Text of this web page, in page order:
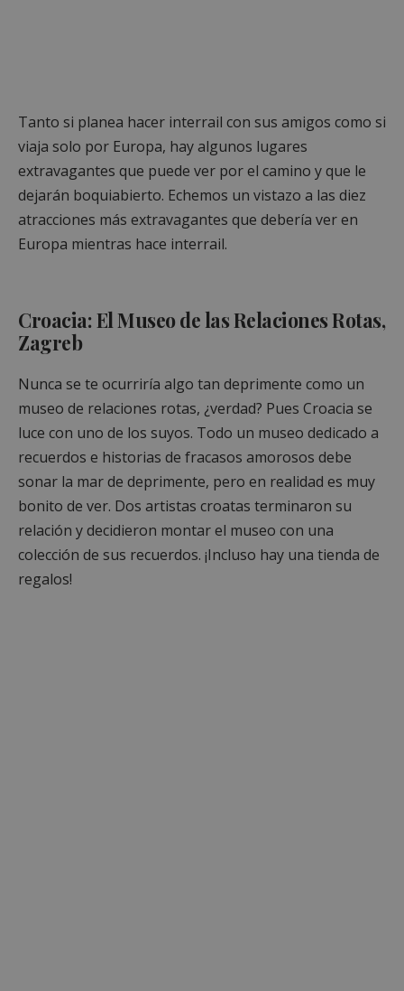
Tanto si planea hacer interrail con sus amigos como si
viaja solo por Europa, hay algunos lugares
extravagantes que puede ver por el camino y que le
dejarán boquiabierto. Echemos un vistazo a las diez
atracciones más extravagantes que debería ver en
Europa mientras hace interrail.
Croacia: El Museo de las Relaciones Rotas,
Zagreb
Nunca se te ocurriría algo tan deprimente como un
museo de relaciones rotas, ¿verdad? Pues Croacia se
luce con uno de los suyos. Todo un museo dedicado a
recuerdos e historias de fracasos amorosos debe
sonar la mar de deprimente, pero en realidad es muy
bonito de ver. Dos artistas croatas terminaron su
relación y decidieron montar el museo con una
colección de sus recuerdos. ¡Incluso hay una tienda de
regalos!